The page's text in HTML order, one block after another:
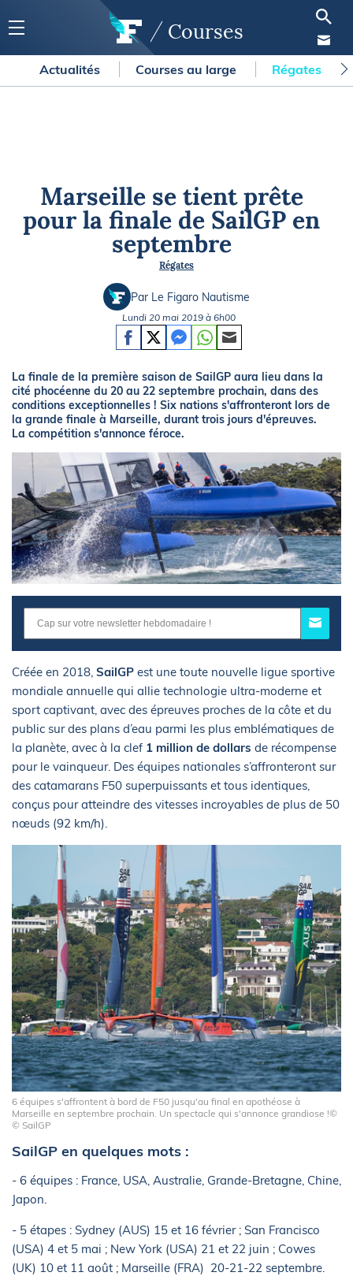
Courses
Actualités Courses au large Régates
Marseille se tient prête
pour la finale de SailGP en
septembre
Régates
Par Le Figaro Nautisme
Lundi 20 mai 2019 à 6h00
La finale de la première saison de SailGP aura lieu dans la
cité phocéenne du 20 au 22 septembre prochain, dans des
conditions exceptionnelles ! Six nations s'affronteront lors de
la grande finale à Marseille, durant trois jours d'épreuves.
La compétition s'annonce féroce.
Créée en 2018, SailGP est une toute nouvelle ligue sportive
mondiale annuelle qui allie technologie ultra-moderne et
sport captivant, avec des épreuves proches de la côte et du
public sur des plans d’eau parmi les plus emblématiques de
la planète, avec à la clef 1 million de dollars de récompense
pour le vainqueur. Des équipes nationales s’affronteront sur
des catamarans F50 superpuissants et tous identiques,
conçus pour atteindre des vitesses incroyables de plus de 50
nœuds (92 km/h).
6 équipes s'affrontent à bord de F50 jusqu'au final en apothéose à
Marseille en septembre prochain. Un spectacle qui s'annonce grandiose !©
© SailGP
SailGP en quelques mots :
- 6 équipes : France, USA, Australie, Grande-Bretagne, Chine,
Japon.
- 5 étapes : Sydney (AUS) 15 et 16 février ; San Francisco
(USA) 4 et 5 mai ; New York (USA) 21 et 22 juin ; Cowes
(UK) 10 et 11 août ; Marseille (FRA) 20-21-22 septembre.